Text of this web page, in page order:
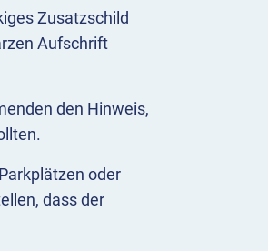
Zusatzschild
Aufschrift
den Hinweis,
oder
dass der